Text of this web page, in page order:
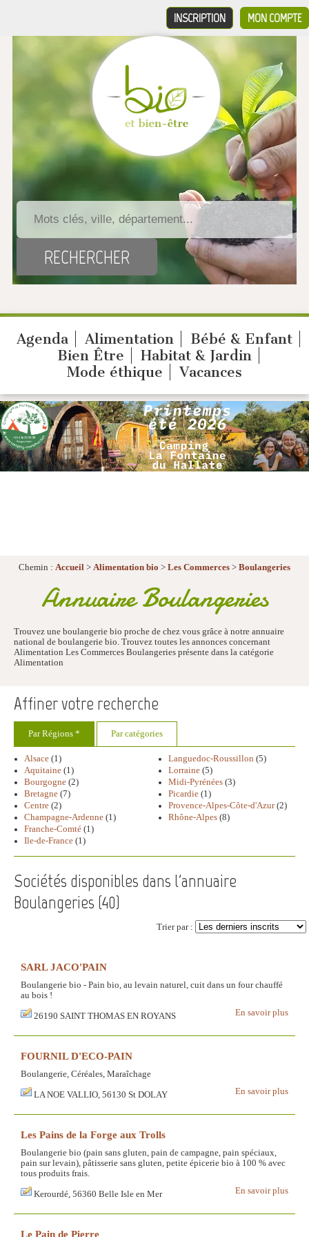
MON COMPTE
INSCRIPTION
Agenda Alimentation
Bébé & Enfant
Bien Être
Habitat & Jardin
Mode éthique
Vacances
Chemin : Accueil > Alimentation bio > Les Commerces > Boulangeries
Annuaire Boulangeries
Trouvez une boulangerie bio proche de chez vous grâce à notre annuaire
national de boulangerie bio. Trouvez toutes les annonces concernant
Alimentation Les Commerces Boulangeries présente dans la catégorie
Alimentation
Affiner votre recherche
Par Régions * Par catégories
Alsace (1)
Aquitaine (1)
Bourgogne (2)
Bretagne (7)
Centre (2)
Champagne-Ardenne (1)
Franche-Comté (1)
Ile-de-France (1)
Languedoc-Roussillon (5)
Lorraine (5)
Midi-Pyrénées (3)
Picardie (1)
Provence-Alpes-Côte-d'Azur(2)
Rhône-Alpes (8)
Sociétés disponibles dans l'annuaire
Boulangeries (40)
Trier par :
SARL JACO'PAIN
Boulangerie bio - Pain bio, au levain naturel, cuit dans un four chauffé
au bois !
En savoir plus
26190 SAINT THOMAS EN ROYANS
FOURNIL D'ECO-PAIN
Boulangerie, Céréales, Maraîchage
En savoir plus
LA NOE VALLIO, 56130 St DOLAY
Les Pains de la Forge aux Trolls
Boulangerie bio (pain sans gluten, pain de campagne, pain spéciaux,
pain sur levain), pâtisserie sans gluten, petite épicerie bio à 100 % avec
tous produits frais.
En savoir plus
Kerourdé, 56360 Belle Isle en Mer
Le Pain de Pierre